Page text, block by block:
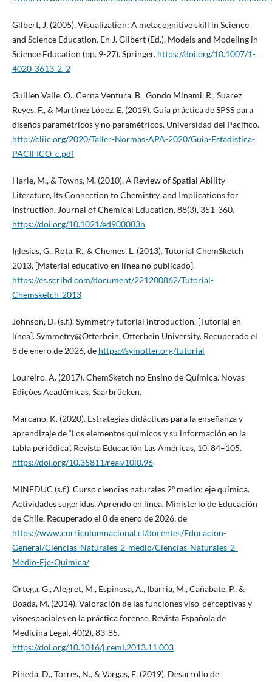
Gilbert, J. (2005). Visualization: A metacognitive skill in Science
and Science Education. En J. Gilbert (Ed.), Models and Modeling in
Science Education (pp. 9-27). Springer. https://doi.org/10.1007/1-
4020-3613-2_2
Guillen Valle, O., Cerna Ventura, B., Gondo Minami, R., Suarez
Reyes, F., & Martínez López, E. (2019). Guía práctica de SPSS para
diseños paramétricos y no paramétricos. Universidad del Pacífico.
http://cliic.org/2020/Taller-Normas-APA-2020/Guia-Estadistica-
PACIFICO_c.pdf
Harle, M., & Towns, M. (2010). A Review of Spatial Ability
Literature, Its Connection to Chemistry, and Implications for
Instruction. Journal of Chemical Education, 88(3), 351-360.
https://doi.org/10.1021/ed900003n
Iglesias, G., Rota, R., & Chemes, L. (2013). Tutorial ChemSketch
2013. [Material educativo en línea no publicado].
https://es.scribd.com/document/221200862/Tutorial-
Chemsketch-2013
Johnson, D. (s.f.). Symmetry tutorial introduction. [Tutorial en
línea]. Symmetry@Otterbein, Otterbein University. Recuperado el
8 de enero de 2026, de https://symotter.org/tutorial
Loureiro, A. (2017). ChemSketch no Ensino de Química. Novas
Edições Acadêmicas. Saarbrücken.
Marcano, K. (2020). Estrategias didácticas para la enseñanza y
aprendizaje de “Los elementos químicos y su información en la
tabla periódica”. Revista Educación Las Américas, 10, 84–105.
https://doi.org/10.35811/rea.v10i0.96
MINEDUC (s.f.). Curso ciencias naturales 2º medio: eje química.
Actividades sugeridas. Aprendo en línea. Ministerio de Educación
de Chile. Recuperado el 8 de enero de 2026, de
https://www.curriculumnacional.cl/docentes/Educacion-
General/Ciencias-Naturales-2-medio/Ciencias-Naturales-2-
Medio-Eje-Quimica/
Ortega, G., Alegret, M., Espinosa, A., Ibarria, M., Cañabate, P., &
Boada, M. (2014). Valoración de las funciones viso-perceptivas y
visoespaciales en la práctica forense. Revista Española de
Medicina Legal, 40(2), 83-85.
https://doi.org/10.1016/j.reml.2013.11.003
Pineda, D., Torres, N., & Vargas, E. (2019). Desarrollo de